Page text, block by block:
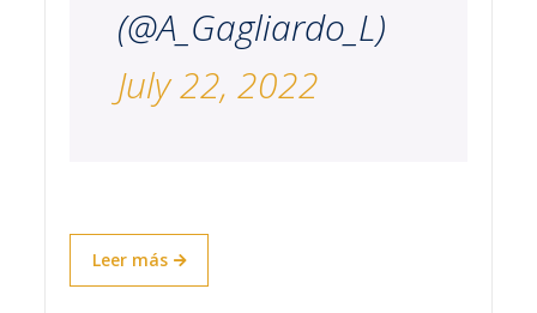
(@A_Gagliardo_L)
July 22, 2022
Leer más